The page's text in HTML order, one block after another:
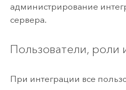
администрирование
сервера.
Пользователи, роли
При интеграции все